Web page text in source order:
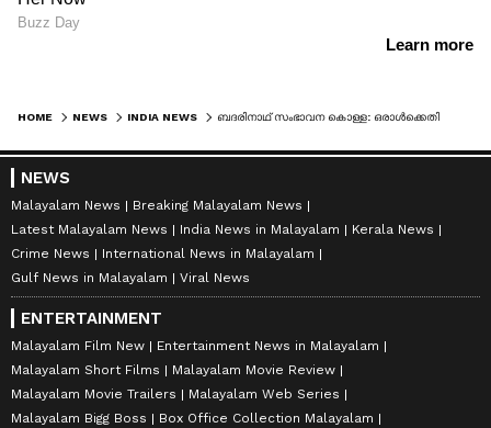
HOME NEWS INDIA NEWS
NEWS
Malayalam News
Breaking Malayalam News
Latest Malayalam News
India News in Malayalam
Kerala News
Crime News
International News in Malayalam
Gulf News in Malayalam
Viral News
ENTERTAINMENT
Malayalam Film New
Entertainment News in Malayalam
Malayalam Short Films
Malayalam Movie Review
Malayalam Movie Trailers
Malayalam Web Series
Malayalam Bigg Boss
Box Office Collection Malayalam